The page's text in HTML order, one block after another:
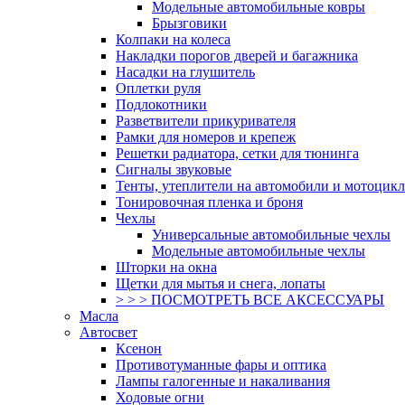
Модельные автомобильные ковры
Брызговики
Колпаки на колеса
Накладки порогов дверей и багажника
Насадки на глушитель
Оплетки руля
Подлокотники
Разветвители прикуривателя
Рамки для номеров и крепеж
Решетки радиатора, сетки для тюнинга
Сигналы звуковые
Тенты, утеплители на автомобили и
Тонировочная пленка и броня
Чехлы
Универсальные автомобильные чехлы
Модельные автомобильные чехлы
Шторки на окна
Щетки для мытья и снега, лопаты
> > > ПОСМОТРЕТЬ ВСЕ АКСЕССУАРЫ
Масла
Автосвет
Ксенон
Противотуманные фары и оптика
Лампы галогенные и накаливания
Ходовые огни